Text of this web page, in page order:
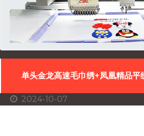
高速粗线绣+多色绳绣绣花机CP
2024-06-06